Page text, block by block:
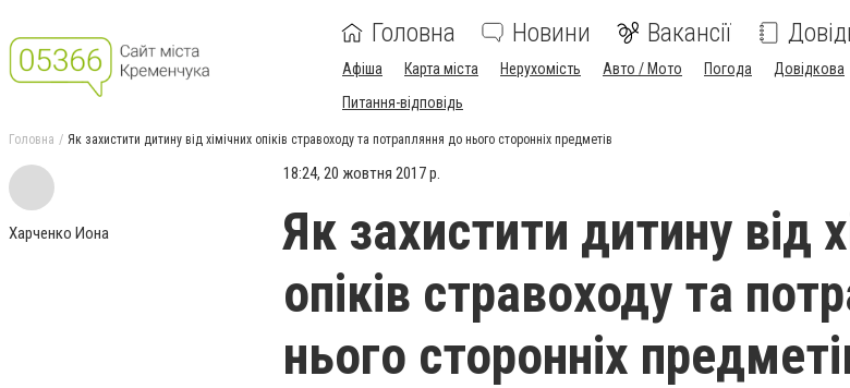
Головна Новини Вакансії
Афіша Карта міста Нерухомість Авто / Мото Погода Довідкова
Питання-відповідь
Головна Як захистити дитину від хімічних опіків стравоходу та потрапляння до нього сторонніх предметів
Харченко Иона
18:24, 20 жовтня 2017 р.
Як захистити дитину від
опіків стравоходу та
нього сторонніх